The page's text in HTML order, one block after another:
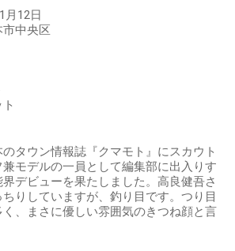
月12日
中央区
タウン情報誌『クマモト』にスカウト
モデルの一員として編集部に出入りす
デビューを果たしました。高良健吾さ
りしていますが、釣り目です。つり目
、まさに優しい雰囲気のきつね顔と言